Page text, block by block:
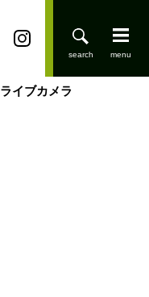
ライブカメラ